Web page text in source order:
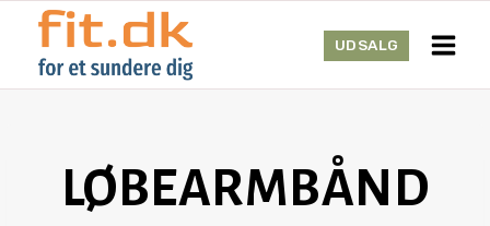
Skip
content
UDSALG
LØBEARMBÅND